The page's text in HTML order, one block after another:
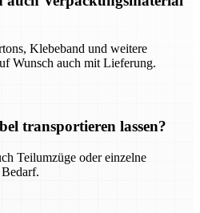
Klebeband und weitere
Wunsch auch mit Lieferung.
transportieren lassen?
Teilumzüge oder einzelne